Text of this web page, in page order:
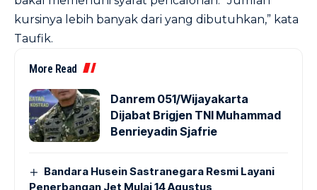
kursinya lebih banyak dari yang dibutuhkan,” kata
Taufik.
More Read
Danrem 051/Wijayakarta
Dijabat Brigjen TNI Muhammad
Benrieyadin Sjafrie
Bandara Husein Sastranegara Resmi Layani
Penerbangan Jet Mulai 14 Agustus